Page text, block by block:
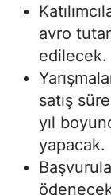
avro
edilecek.
satış
yıl
yapacak.